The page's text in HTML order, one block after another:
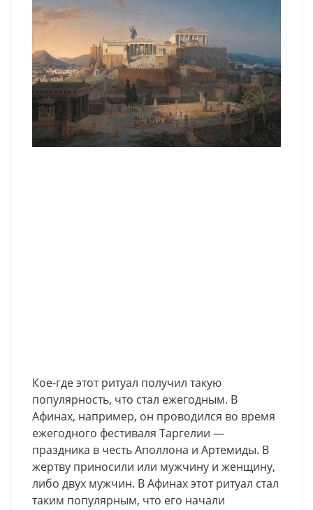
Кое-где этот ритуал получил такую
популярность, что стал ежегодным. В
Афинах, например, он проводился во время
ежегодного фестиваля Таргелии —
праздника в честь Аполлона и Артемиды. В
жертву приносили или мужчину и женщину,
либо двух мужчин. В Афинах этот ритуал стал
таким популярным, что его начали